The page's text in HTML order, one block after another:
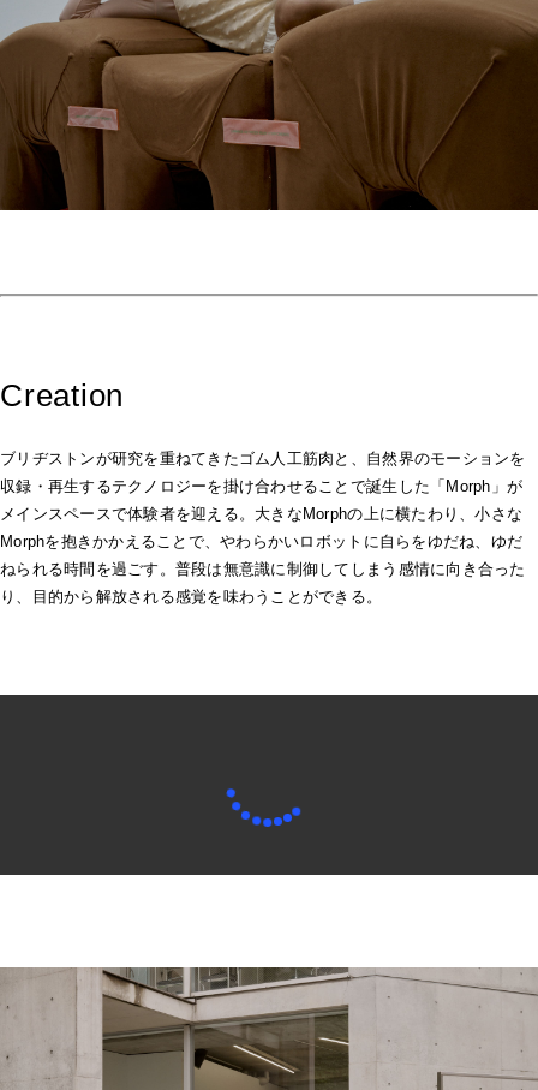
Creation
ブリヂストンが研究を重ねてきたゴム人工筋肉と、自然界のモーションを
収録・再生するテクノロジーを掛け合わせることで誕生した「Morph」が
メインスペースで体験者を迎える。大きなMorphの上に横たわり、小さな
Morphを抱きかかえることで、やわらかいロボットに自らをゆだね、ゆだ
ねられる時間を過ごす。普段は無意識に制御してしまう感情に向き合った
り、目的から解放される感覚を味わうことができる。